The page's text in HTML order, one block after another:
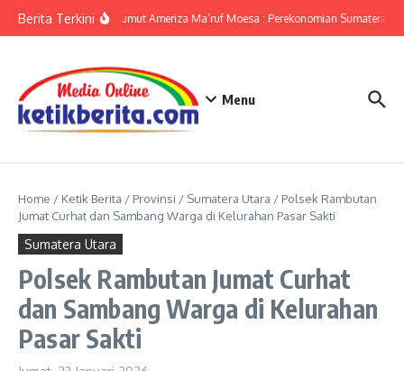
Berita TerkiniKPwBI Sumut Ameriza Ma’ruf Moesa : Perekonomian Sumatera
Menu
Home / Ketik Berita / Provinsi / Sumatera Utara / Polsek Rambutan
Jumat Curhat dan Sambang Warga di Kelurahan Pasar Sakti
Sumatera Utara
Polsek Rambutan Jumat Curhat
dan Sambang Warga di Kelurahan
Pasar Sakti